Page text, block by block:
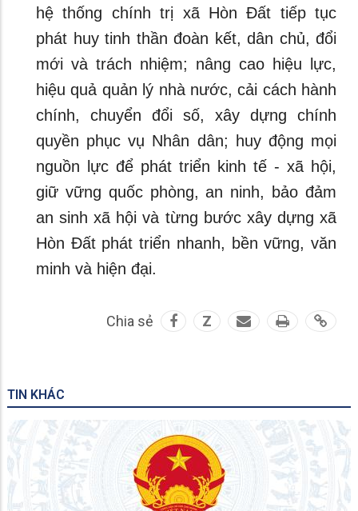
hệ thống chính trị xã Hòn Đất tiếp tục
phát huy tinh thần đoàn kết, dân chủ, đổi
mới và trách nhiệm; nâng cao hiệu lực,
hiệu quả quản lý nhà nước, cải cách hành
chính, chuyển đổi số, xây dựng chính
quyền phục vụ Nhân dân; huy động mọi
nguồn lực để phát triển kinh tế - xã hội,
giữ vững quốc phòng, an ninh, bảo đảm
an sinh xã hội và từng bước xây dựng xã
Hòn Đất phát triển nhanh, bền vững, văn
minh và hiện đại.
Chia sẻ Z
TIN KHÁC